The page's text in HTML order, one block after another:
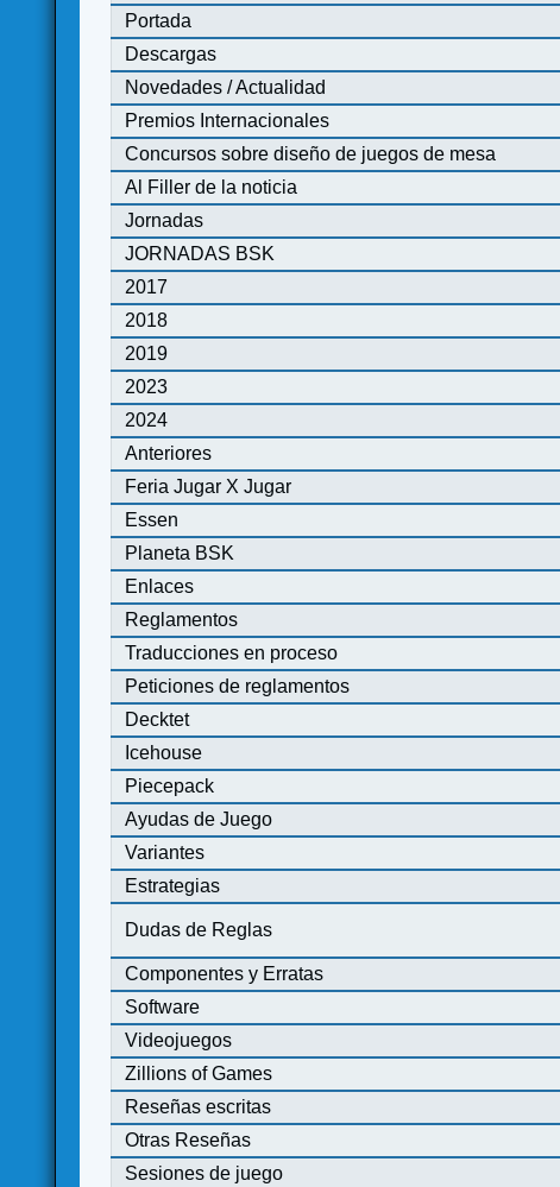
Portada
Descargas
Novedades / Actualidad
Premios Internacionales
Concursos sobre diseño de juegos de mesa
Al Filler de la noticia
Jornadas
JORNADAS BSK
2017
2018
2019
2023
2024
Anteriores
Feria Jugar X Jugar
Essen
Planeta BSK
Enlaces
Reglamentos
Traducciones en proceso
Peticiones de reglamentos
Decktet
Icehouse
Piecepack
Ayudas de Juego
Variantes
Estrategias
Dudas de Reglas
Componentes y Erratas
Software
Videojuegos
Zillions of Games
Reseñas escritas
Otras Reseñas
Sesiones de juego